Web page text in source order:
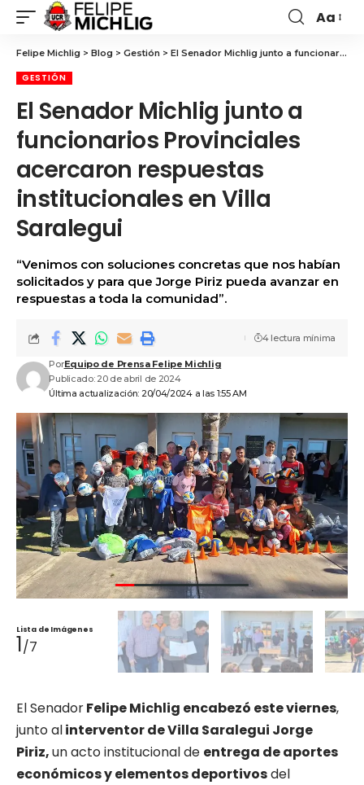
Aa
Felipe Michlig > Blog > Gestión > El Senador Michlig junto a funcionarios Provinciales acercaron respuestas institucionales en Villa Saralegui
GESTIÓN
El Senador Michlig junto a
funcionarios Provinciales
acercaron respuestas
institucionales en Villa
Saralegui
“Venimos con soluciones concretas que nos habían
solicitados y para que Jorge Piriz pueda avanzar en
respuestas a toda la comunidad”.
Última actualización: 20/04/2024 a las 1:55 AM
PorEquipo de Prensa Felipe Michlig
Publicado: 20 de abril de 2024
4 lectura mínima
Lista de Imágenes
1/7
El SenadorFelipe Michlig encabezó este viernes,
junto alinterventor de Villa Saralegui Jorge
Piriz,un acto institucional de entrega de aportes
económicos y elementos deportivosdel